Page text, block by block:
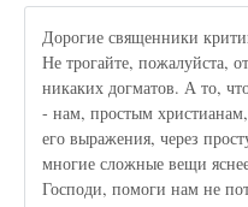
Дорогие священники
Не трогайте, пожалуйста,
никаких догматов. А то,
- нам, простым
его выражения, через
многие сложные вещи
Господи, помоги нам не